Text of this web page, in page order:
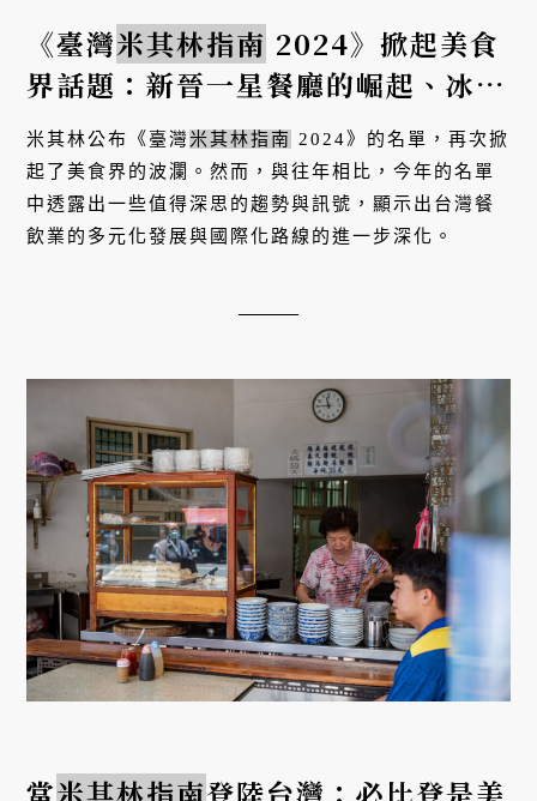
《臺灣米其林指南 2024》掀起美食
界話題：新晉一星餐廳的崛起、冰品
站上舞台，永續綠星持續耀眼！
米其林公布《臺灣米其林指南
2024》的名單，再次掀
起了美食界的波瀾。然而，與往年相比，今年的名單
中透露出一些值得深思的趨勢與訊號，顯示出台灣餐
飲業的多元化發展與國際化路線的進一步深化。
當米其林指南登陸台灣：必比登是美